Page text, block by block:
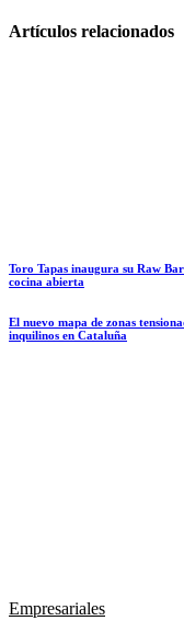
Artículos relacionados
Toro Tapas inaugura su Raw
cocina abierta
El nuevo mapa de zonas
inquilinos en Cataluña
Empresariales